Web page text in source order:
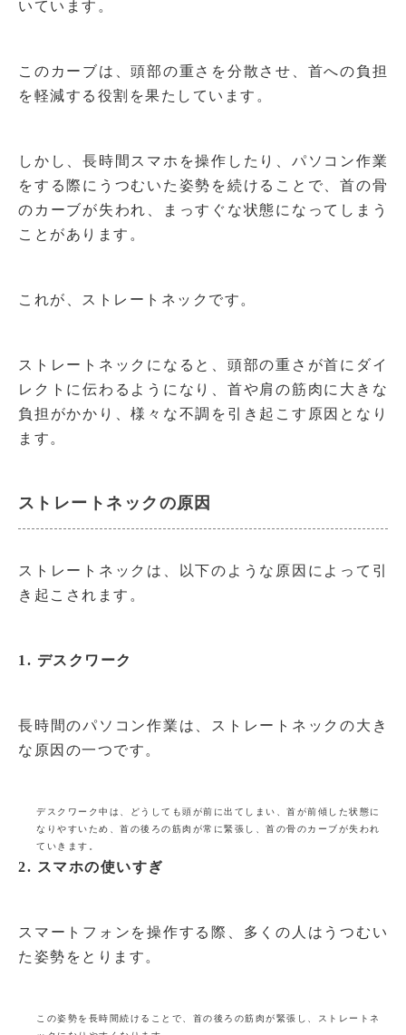
いています。
このカーブは、頭部の重さを分散させ、首への負担
を軽減する役割を果たしています。
しかし、長時間スマホを操作したり、パソコン作業
をする際にうつむいた姿勢を続けることで、首の骨
のカーブが失われ、まっすぐな状態になってしまう
ことがあります。
これが、ストレートネックです。
ストレートネックになると、頭部の重さが首にダイ
レクトに伝わるようになり、首や肩の筋肉に大きな
負担がかかり、様々な不調を引き起こす原因となり
ます。
ストレートネックの原因
ストレートネックは、以下のような原因によって引
き起こされます。
1. デスクワーク
長時間のパソコン作業は、ストレートネックの大き
な原因の一つです。
デスクワーク中は、どうしても頭が前に出てしまい、首が前傾した状態に
なりやすいため、首の後ろの筋肉が常に緊張し、首の骨のカーブが失われ
ていきます。
2. スマホの使いすぎ
スマートフォンを操作する際、多くの人はうつむい
た姿勢をとります。
この姿勢を長時間続けることで、首の後ろの筋肉が緊張し、ストレートネ